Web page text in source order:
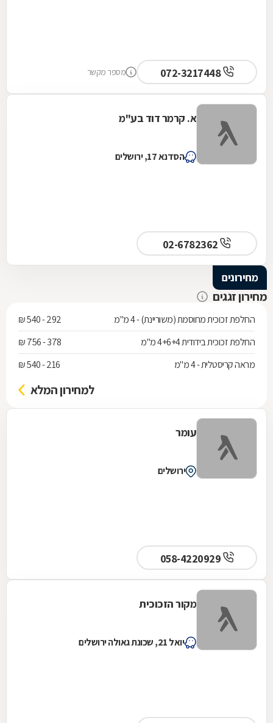
072-3217448 מספר מקשר
א. קרמר דוד בע"מ
הסדנא 17, ירושלים
02-6782362
מחירונים
מחירון זגגים
החלפת זכוכית מחוסמת (משוריינת) - 4 מ"מ
292 - 540 ₪
החלפת זכוכית בידודית 4+6+4 מ"מ
378 - 756 ₪
מראה קריסטלית - 4 מ"מ
216 - 540 ₪
למחירון המלא
עומר
ירושלים
מקור הזכוכית
יואל 21, שכונת גאולה ירושלים